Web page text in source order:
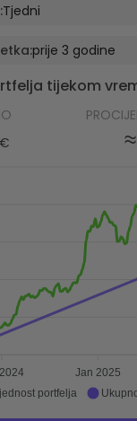
Tjedni
prije 3 godine
tijekom
€
Jan 2025
portfelja